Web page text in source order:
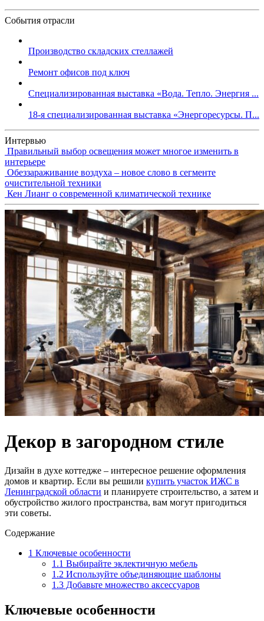
События отрасли
Производство складских стеллажей
Ремонт офисов под ключ
Специализированная выставка «Вода. Тепло. Энергия ...
18-я специализированная выставка «Энергоресурсы. П...
Интервью
Правильный выбор освещения может многое изменить в
интерьере
Обеззараживание воздуха – новое слово в сегменте
очистительной техники
Кен Лианг о современной климатической технике
Декор в загородном стиле
Дизайн в духе коттедже – интересное решение оформления
домов и квартир. Если вы решили купить участок ИЖС в
Ленинградской области и планируете строительство, а затем и
обустройство жилого пространства, вам могут пригодиться
эти советы.
Содержание
1 Ключевые особенности
1.1 Выбирайте эклектичную мебель
1.2 Используйте объединяющие шаблоны
1.3 Добавьте множество аксессуаров
Ключевые особенности